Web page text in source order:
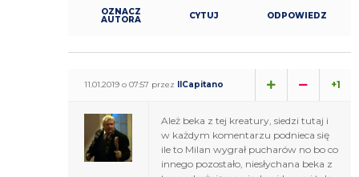
OZNACZ
AUTORA CYTUJ ODPOWIEDZ
11.01.2019 o 07:57 przez IlCapitano +1
Ależ beka z tej kreatury, siedzi tutaj i
w każdym komentarzu podnieca się
ile to Milan wygrał pucharów no bo co
innego pozostało, niesłychana beka z